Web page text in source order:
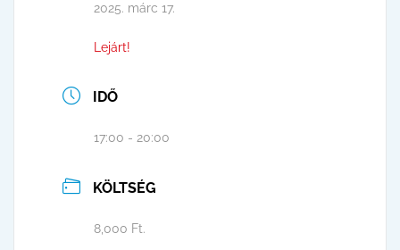
2025. márc 17.
Lejárt!
IDŐ
17:00 - 20:00
KÖLTSÉG
8,000 Ft.